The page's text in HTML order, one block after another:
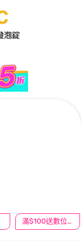
滿$100送數位印花